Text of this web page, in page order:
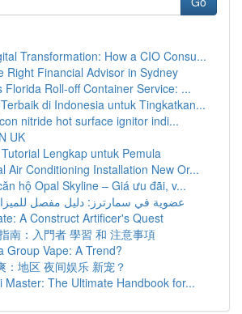
Transformation: How a CIO Consu...
Right Financial Advisor in Sydney
Florida Roll-off Container Service: ...
di Indonesia untuk Tingkatkan...
nitride hot surface ignitor indi...
UK
Lengkap untuk Pemula
Air Conditioning Installation New Or...
hộ Opal Skyline – Giá ưu đãi, v...
عضوية في سمارترز: دليل مفصل
A Construct Artificer's Quest
南：入門者 學習 和 注意事項
Group Vape: A Trend?
：地区 夜间娱乐 新宠？
Master: The Ultimate Handbook for...